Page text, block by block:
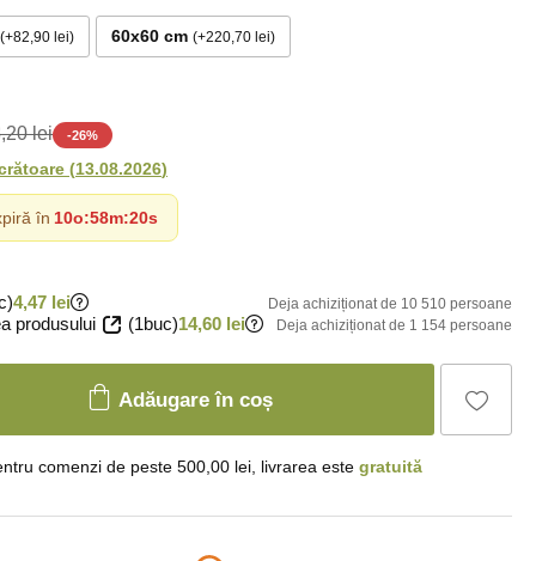
+82,90 lei 60x60 cm +220,70 lei
lei -26%
(13.08.2026)
în 10o:58m:18s
4,47 lei Deja achiziționat de 10 510 persoane
produsului (1buc)14,60 lei Deja achiziționat de 1 154 persoane
Adăugare în coș
comenzi de peste 500,00 lei, livrarea este gratuită